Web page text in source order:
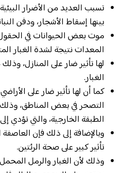
تسبب العديد من الأضرار
بينها إسقاط الأشجار، ودفن
موت بعض الحيوانات في الحقول
المعدات نتيجة لشدة الغبار
لها تأثير ضار على المنازل،
الغبار.
كما أن لها تأثير ضار على
التصحر في بعض المناطق،
الطبقة الخارجية، والتي تؤدي
وبالإضافة إلى ذلك فإن العاصفة
تأثير كبير على صحة الرئتين.
وذلك لأن الغبار والرمل